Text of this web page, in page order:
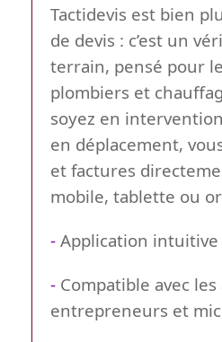
Tactidevis est bien
de devis : c’est un
terrain, pensé pour
plombiers et
soyez en
en déplacement,
et factures
mobile, tablette ou
- Application
- Compatible avec
entrepreneurs et